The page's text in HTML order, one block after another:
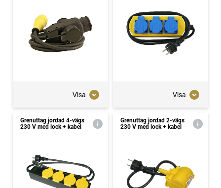
Visa Visa
Grenuttag jordad 4-vägs
230 V med lock + kabel
Grenuttag jordad 2-vägs
230 V med lock + kabel